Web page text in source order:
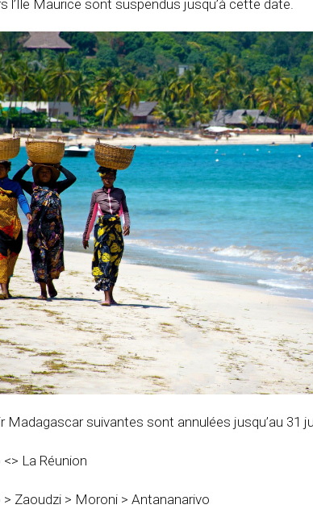
l’Ile Maurice sont suspendus jusqu’à cette date.
Madagascar suivantes sont annulées jusqu’au 31
La Réunion
Zaoudzi > Moroni > Antananarivo